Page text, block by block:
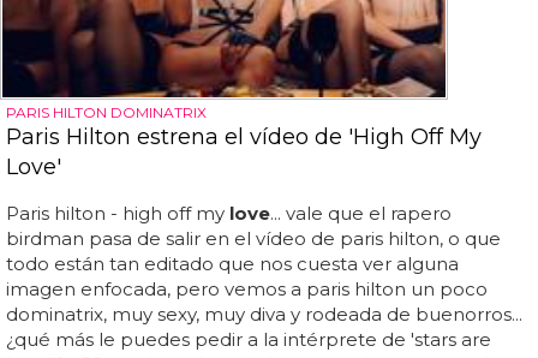
PARIS HILTON DOMINATRIX
Paris Hilton estrena el vídeo de 'High Off My
Love'
Paris hilton - high off my love... vale que el rapero
birdman pasa de salir en el vídeo de paris hilton, o que
todo están tan editado que nos cuesta ver alguna
imagen enfocada, pero vemos a paris hilton un poco
dominatrix, muy sexy, muy diva y rodeada de buenorros...
¿qué más le puedes pedir a la intérprete de 'stars are